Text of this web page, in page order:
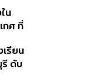
ลัง
ยใน
น
ทศ ที่
เรียน
ดับ